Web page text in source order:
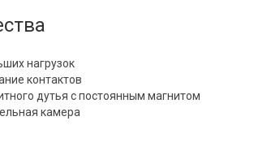
нагрузок
контактов
дутья с постоянным магнитом
камера